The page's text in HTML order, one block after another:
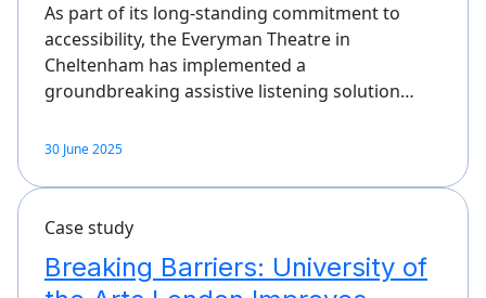
As part of its long-standing commitment to
accessibility, the Everyman Theatre in
Cheltenham has implemented a
groundbreaking assistive listening solution…
30 June 2025
Case study
Breaking Barriers: University of